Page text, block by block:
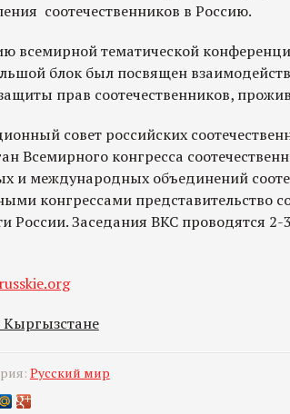
соотечественников в Россию.
всемирной тематической
блок был посвящен
прав соотечественников,
совет российских
Всемирного конгресса
и международных объединений
конгрессами представительство
России. Заседания ВКС проводятся
Кыргызстане
Русский мир